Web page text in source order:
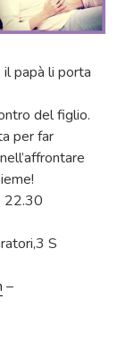
papà li porta
del figlio.
per far
22.30
S
–